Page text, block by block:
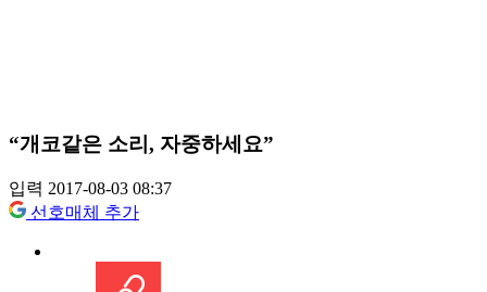
“개코같은 소리, 자중하세요”
입력 2017-08-03 08:37
선호매체 추가